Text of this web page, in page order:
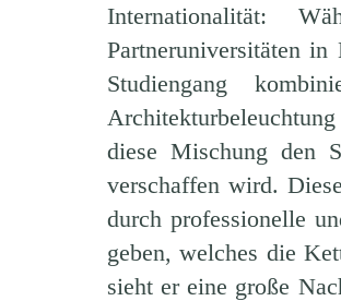
Internationalität:
Partneruniversitäten
Studiengang
diese Mischung den
verschaffen wird.
durch professionelle
geben, welches die
sieht er eine große